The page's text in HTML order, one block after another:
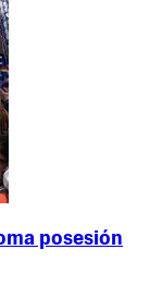
posesión